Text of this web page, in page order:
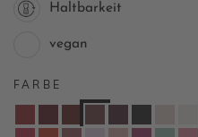
Haltbarkeit
vegan
FARBE